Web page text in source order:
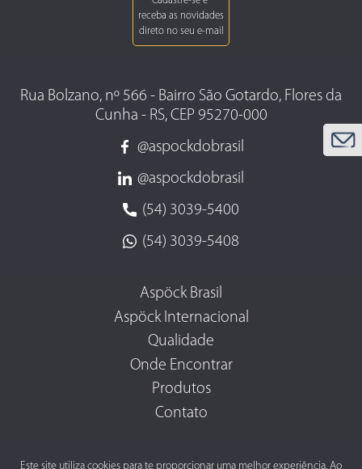
Este site utiliza cookies para te proporcionar uma melhor experiência. Ao
Rua Bolzano, nº 566 - Bairro São Gotardo, Flores da
Cunha - RS, CEP 95270-000
@aspockdobrasil
@aspockdobrasil
(54) 3039-5400
(54) 3039-5408
Aspöck Brasil
Aspöck Internacional
Qualidade
Onde Encontrar
Produtos
Contato